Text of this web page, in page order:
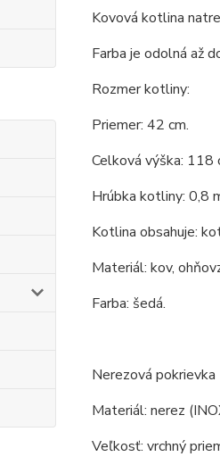
Kovová kotlina
Farba je odolná až
Rozmer kotliny:
Priemer: 42 cm.
Celková výška: 118
Hrúbka kotliny: 0,8
Kotlina obsahuje:
Materiál: kov,
Farba: šedá.
Nerezová pokrievka
Materiál: nerez
Veľkosť: vrchný